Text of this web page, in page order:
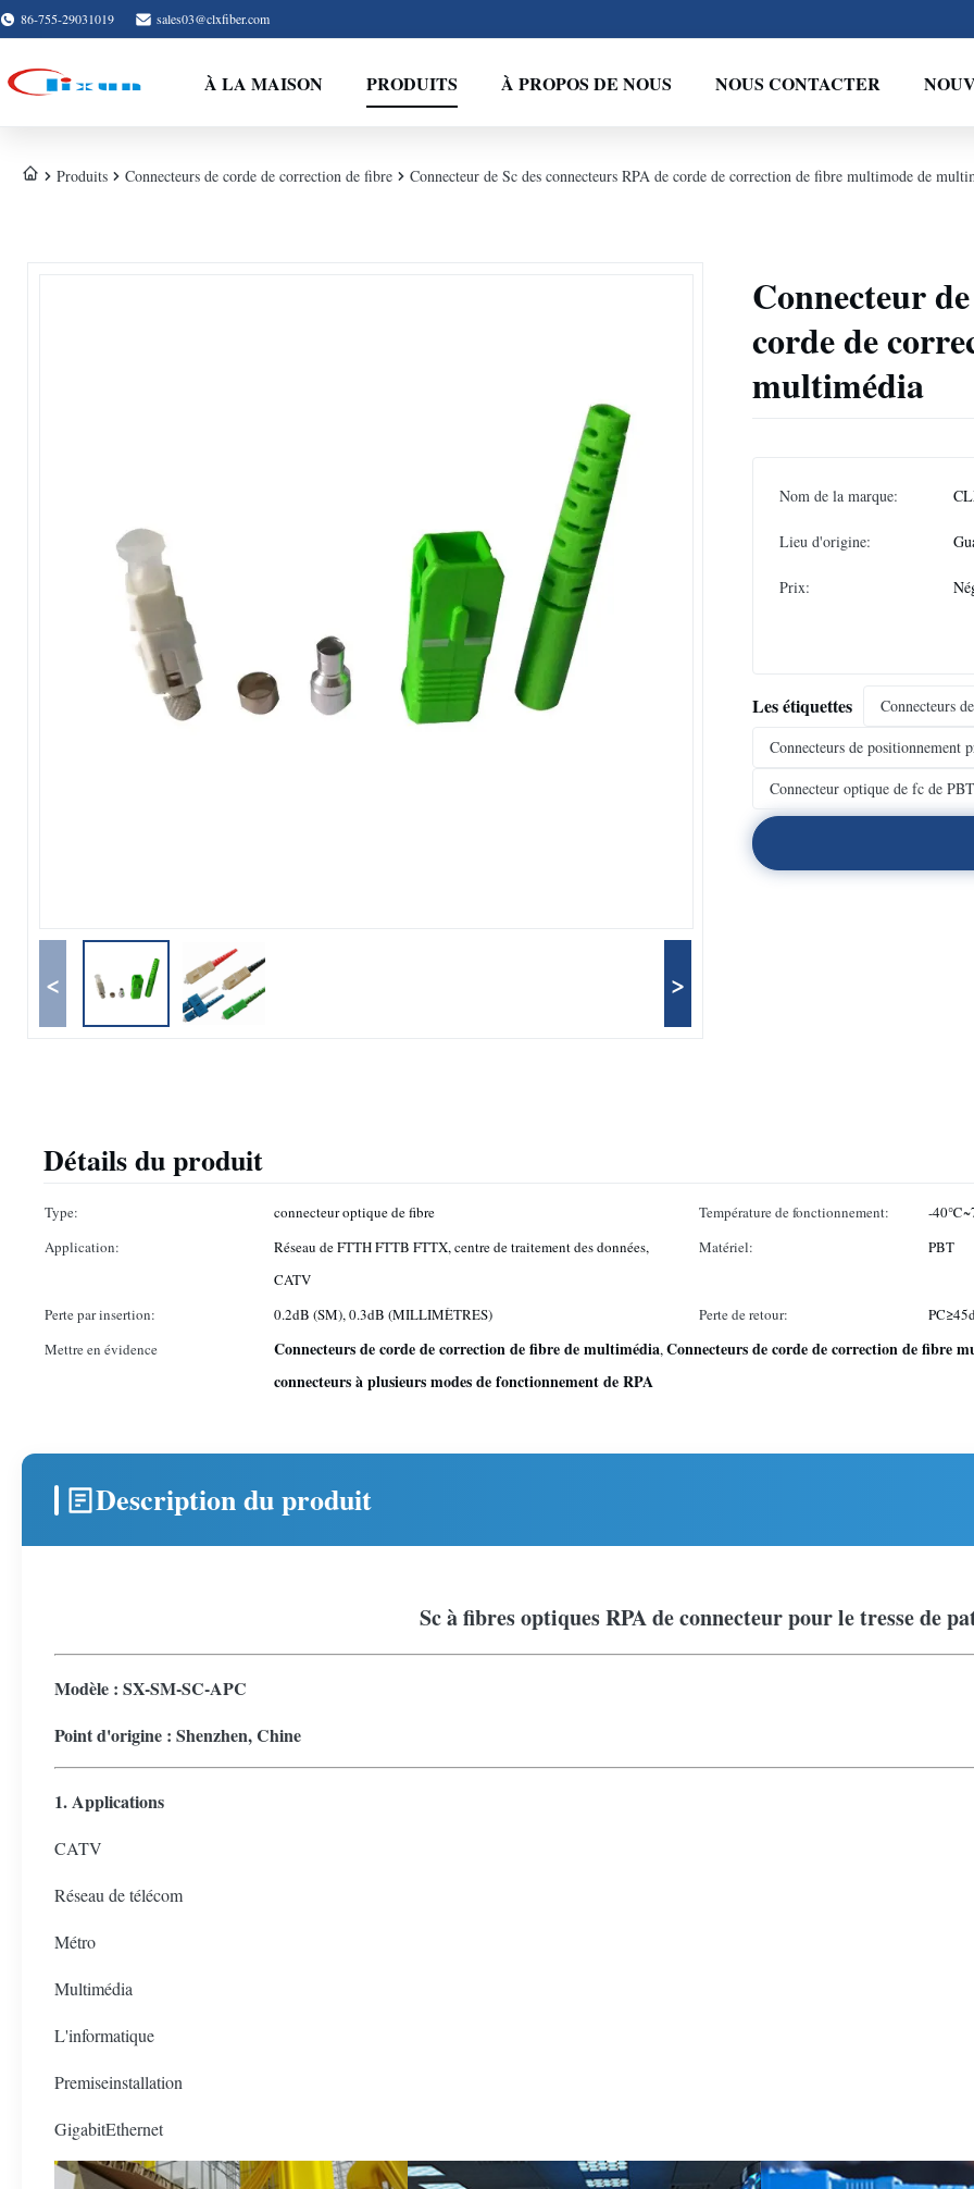
86-755-29031019 sales03@clxfiber.com
À LA MAISON PRODUITS À PROPOS DE NOUS NOUS CONTACTER
Produits Connecteurs de corde de correction de fibre Connecteur de Sc des connecteurs RPA de corde de correction de fibre multimode de
< >
Connecteur
corde de
multimédia
Nom de la marque:
Lieu d'origine:
Prix:
Les étiquettes
Connecteurs
Connecteurs de positionnement
Connecteur optique de fc de PBT
Détails du produit
Type: connecteur optique de fibre Température de fonctionnement:
-
Application:
Réseau de FTTH FTTB FTTX, centre de traitement des données,
CATV
Matériel: PBT
Perte par insertion: 0.2dB (SM), 0.3dB (MILLIMÈTRES) Perte de retour:
Mettre en évidence
Connecteurs de corde de correction de fibre de multimédia,Connecteurs de corde de correction de fibre
connecteurs à plusieurs modes de fonctionnement de RPA
Description du produit
Sc à fibres optiques RPA de connecteur pour le tresse de
Modèle : SX-SM-SC-APC
Point d'origine : Shenzhen, Chine
1. Applications
CATV
Réseau de télécom
Métro
Multimédia
L'informatique
Premiseinstallation
GigabitEthernet